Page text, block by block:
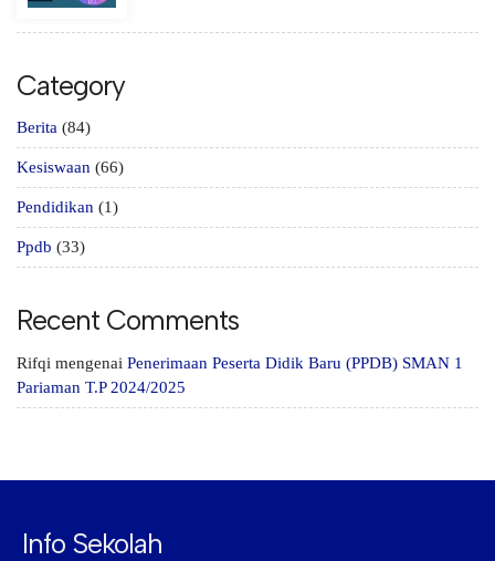
Category
Berita (84)
Kesiswaan (66)
Pendidikan (1)
Ppdb (33)
Recent Comments
Rifqi mengenai Penerimaan Peserta Didik Baru (PPDB) SMAN 1
Pariaman T.P 2024/2025
Info Sekolah